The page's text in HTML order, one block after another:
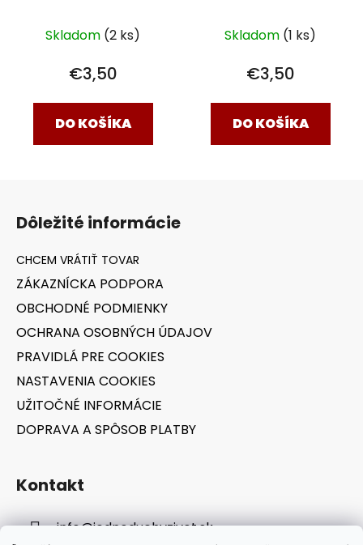
Skladom (2 ks)
€3,50
DO KOŠÍKA
Skladom (1 ks)
€3,50
DO KOŠÍKA
Dôležité informácie
ZÁKAZNÍCKA PODPORA
OBCHODNÉ PODMIENKY
OCHRANA OSOBNÝCH ÚDAJOV
PRAVIDLÁ PRE COOKIES
NASTAVENIA COOKIES
UŽITOČNÉ INFORMÁCIE
DOPRAVA A SPÔSOB PLATBY
Kontakt
info@jednoduchyzivot.sk